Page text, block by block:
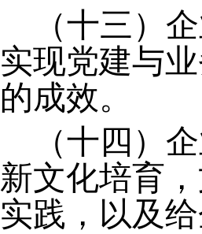
（十三）
实现党建与
的成效。
（十四）
新文化培育
实践，以及